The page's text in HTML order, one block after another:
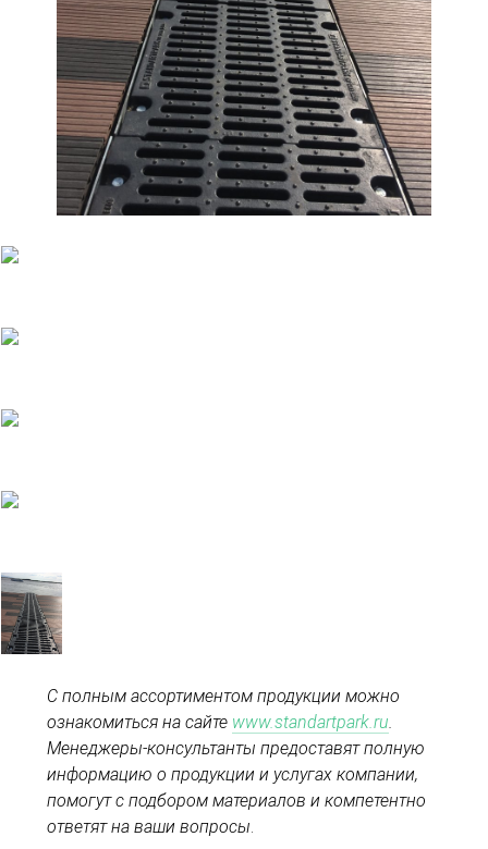
С полным ассортиментом продукции можно
ознакомиться на сайте www.standartpark.ru.
Менеджеры-консультанты предоставят полную
информацию о продукции и услугах компании,
помогут с подбором материалов и компетентно
ответят на ваши вопросы.